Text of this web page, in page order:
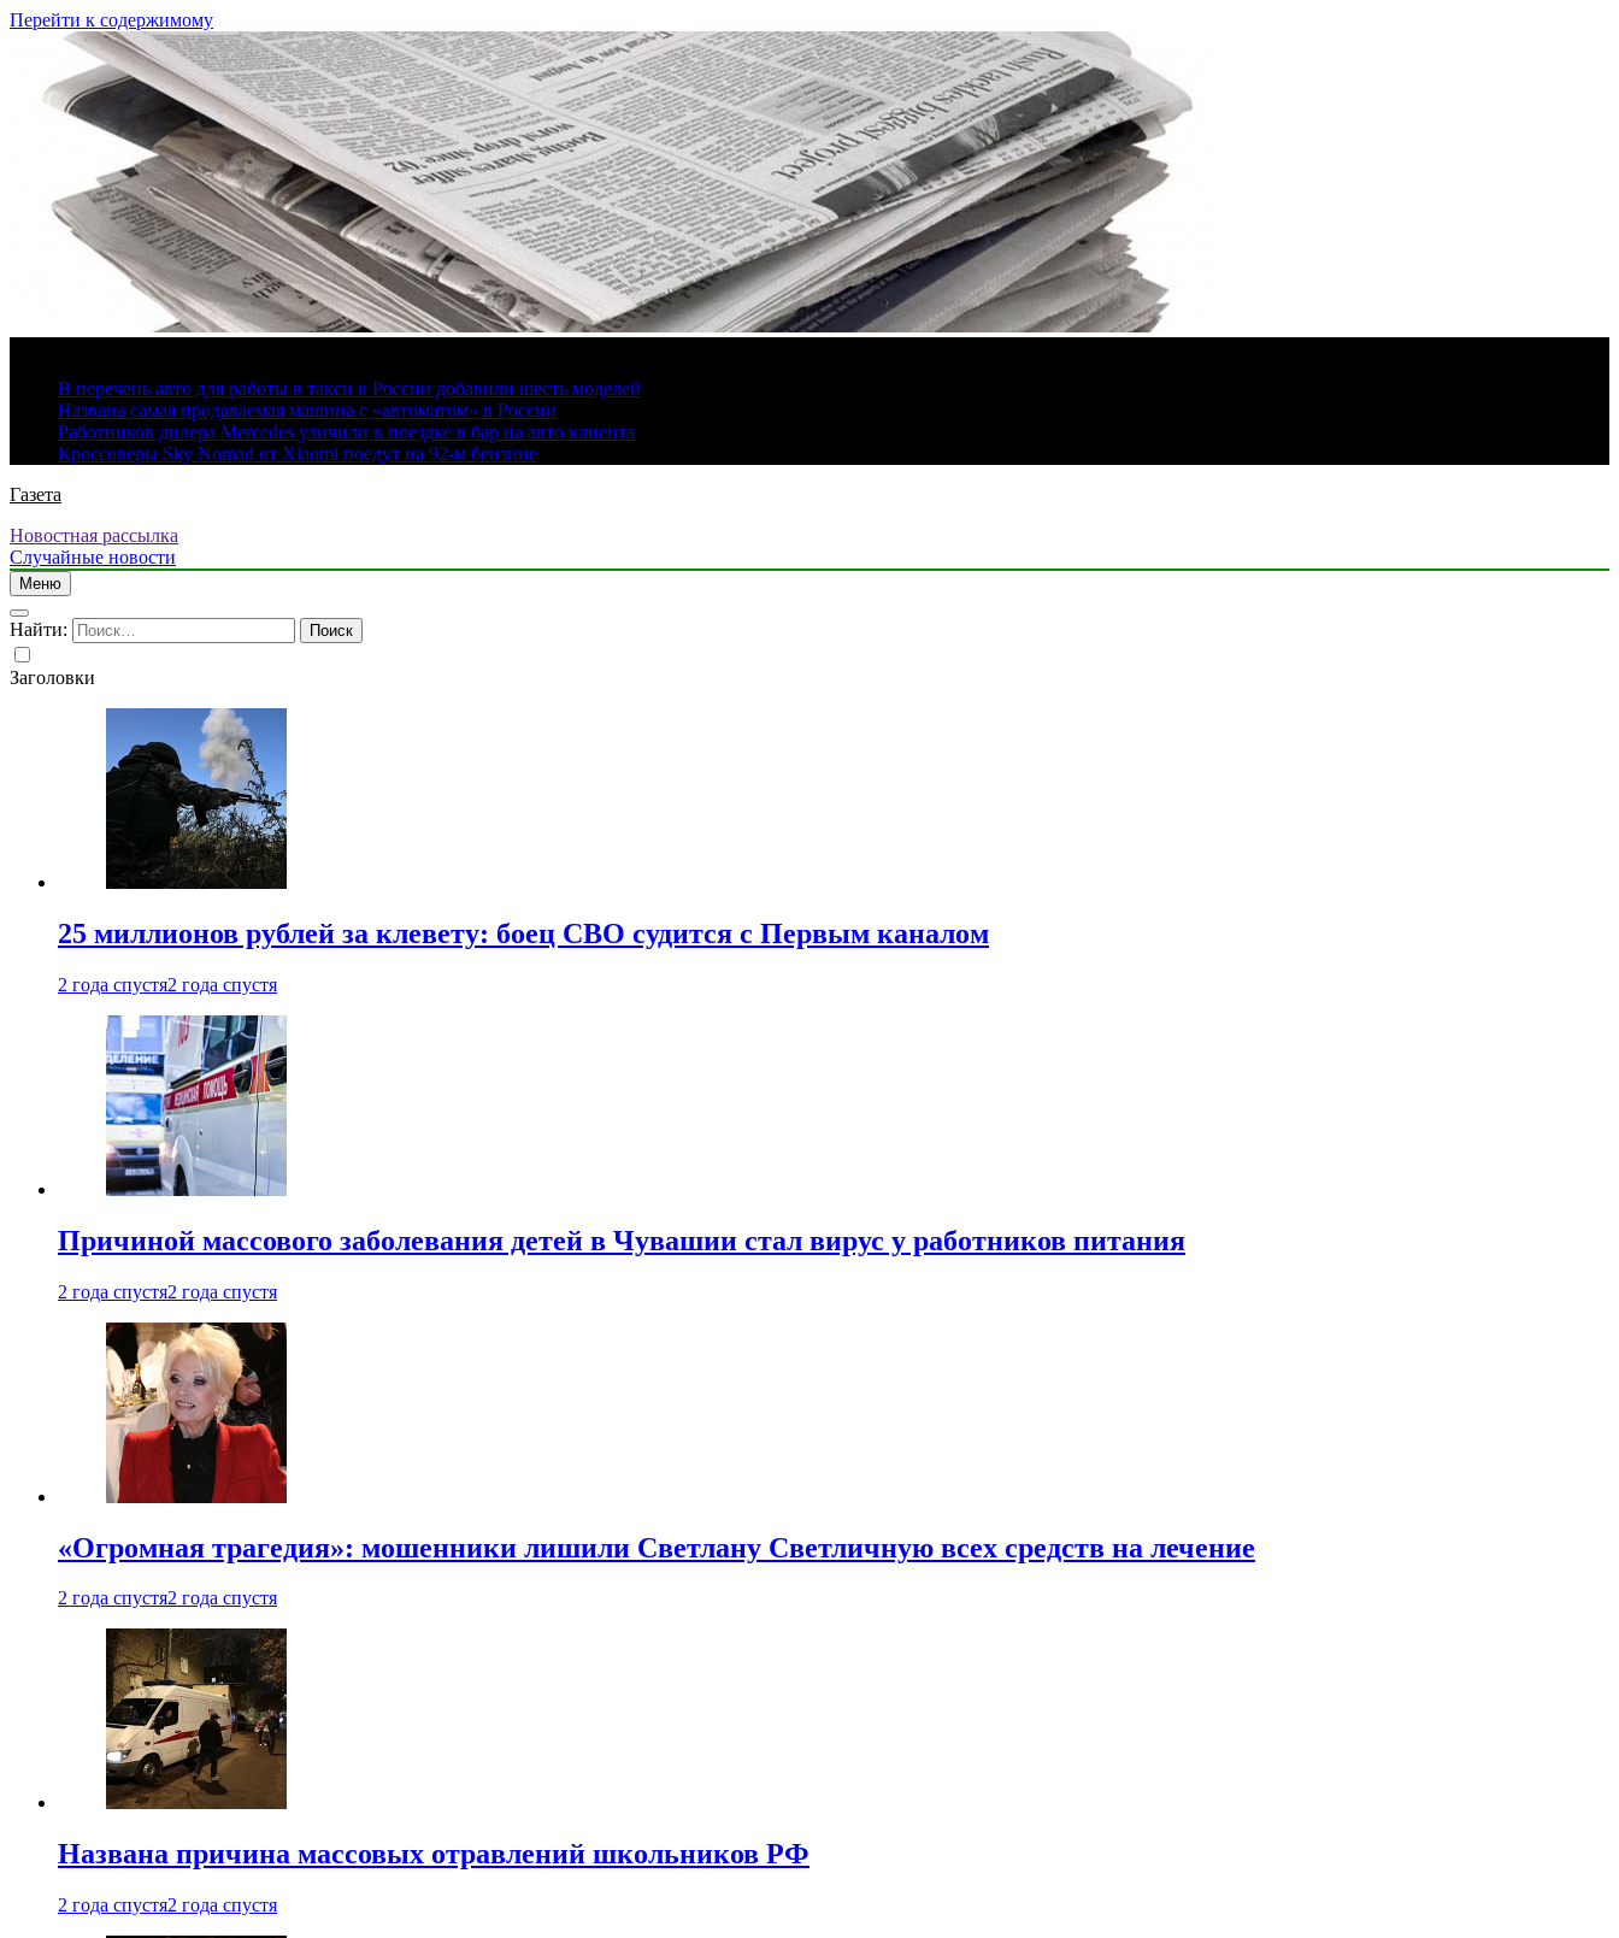
Перейти к содержимому
В перечень авто для работы в такси в России добавили шесть моделей
Названа самая продаваемая машина с «автоматом» в России
Работников дилера Mercedes уличили в поездке в бар на авто клиента
Кроссоверы Sky Nomad от Xiaomi поедут на 92-м бензине
Газета
Новостная рассылка
Случайные новости
Меню
Найти:
Заголовки
25 миллионов рублей за клевету: боец СВО судится с Первым каналом
2 года спустя2 года спустя
Причиной массового заболевания детей в Чувашии стал вирус у работников питания
2 года спустя2 года спустя
«Огромная трагедия»: мошенники лишили Светлану Светличную всех средств на лечение
2 года спустя2 года спустя
Названа причина массовых отравлений школьников РФ
2 года спустя2 года спустя